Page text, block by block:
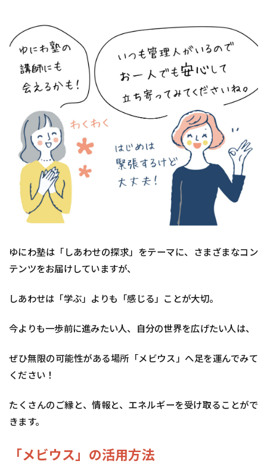
ゆにわ塾は「しあわせの探求」をテーマに、さまざまなコン
テンツをお届けしていますが、
しあわせは「学ぶ」よりも「感じる」ことが大切。
今よりも一歩前に進みたい人、自分の世界を広げたい人は、
ぜひ無限の可能性がある場所「メビウス」へ足を運んでみて
ください！
たくさんのご縁と、情報と、エネルギーを受け取ることがで
きます。
「メビウス」の活用方法